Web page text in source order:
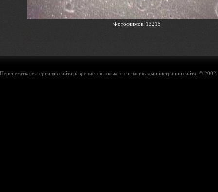
Фотоснимок: 13215
Перепечатка материалов сайта разрешается только с согласия администрации сайта. ©